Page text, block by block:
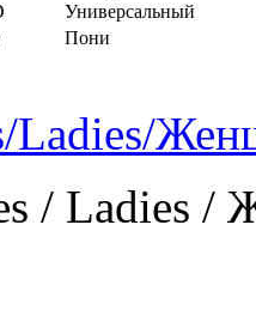
Универсальный
Пони
Ladies/
/ Ladies